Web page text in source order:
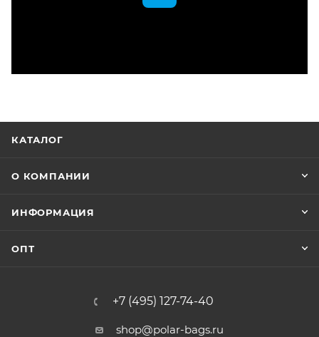
КАТАЛОГ
О КОМПАНИИ
ИНФОРМАЦИЯ
ОПТ
+7 (495) 127-74-40
shop@polar-bags.ru